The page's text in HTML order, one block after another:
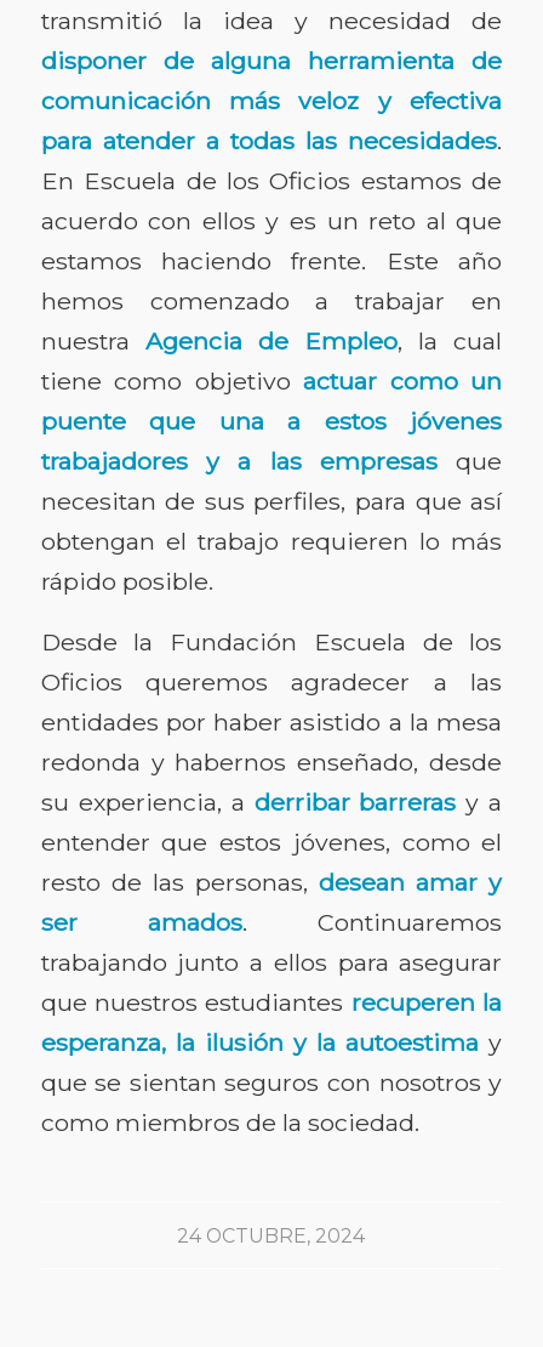
transmitió la idea y necesidad de
disponer de alguna herramienta de
comunicación más veloz y efectiva
para atender a todas las necesidades.
En Escuela de los Oficios estamos de
acuerdo con ellos y es un reto al que
estamos haciendo frente. Este año
hemos comenzado a trabajar en
nuestra Agencia de Empleo, la cual
tiene como objetivoactuar como un
puente que una a estos jóvenes
trabajadores y a las empresas que
necesitan de sus perfiles, para que así
obtengan el trabajo requieren lo más
rápido posible.
Desde la Fundación Escuela de los
Oficios queremos agradecer a las
entidades por haber asistido a la mesa
redonda y habernos enseñado, desde
su experiencia, a derribar barreras y a
entender que estos jóvenes, como el
resto de las personas,desean amar y
ser amados. Continuaremos
trabajando junto a ellos para asegurar
que nuestros estudiantes recuperen la
esperanza, la ilusión y la autoestima y
que se sientan seguros con nosotros y
como miembros de la sociedad.
24 OCTUBRE, 2024